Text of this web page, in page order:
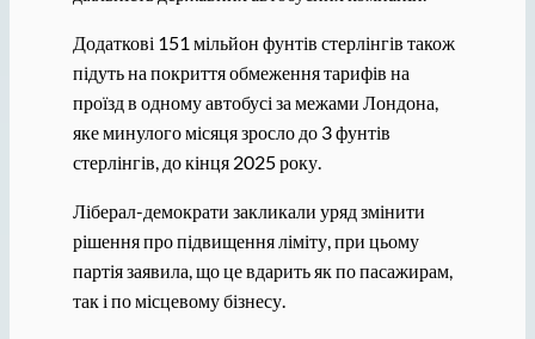
Додаткові 151 мільйон фунтів стерлінгів також
підуть на покриття обмеження тарифів на
проїзд в одному автобусі за межами Лондона,
яке минулого місяця зросло до 3 фунтів
стерлінгів, до кінця 2025 року.
Ліберал-демократи закликали уряд змінити
рішення про підвищення ліміту, при цьому
партія заявила, що це вдарить як по пасажирам,
так і по місцевому бізнесу.